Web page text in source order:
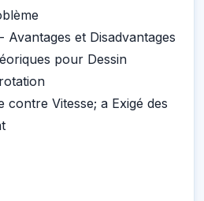
Avantages et Disadvantages
pour Dessin
contre Vitesse; a Exigé des